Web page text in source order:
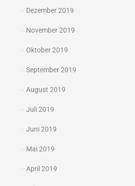
Dezember 2019
November 2019
Oktober 2019
September 2019
August 2019
Juli 2019
Juni 2019
Mai 2019
April 2019